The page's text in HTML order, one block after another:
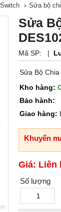
› Sửa bộ
Sửa
Mã SP: |
Sửa Bộ
Kho hàng:
Bảo hành:
Giao hàng:
Khuyến
Giá: Liên
Số lượng